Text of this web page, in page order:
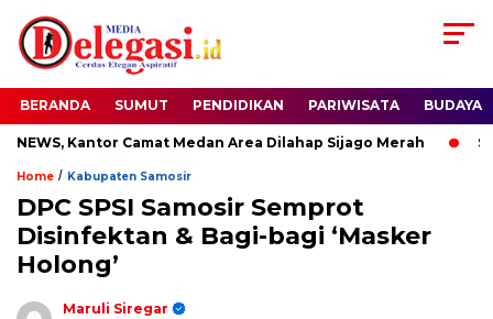
BERANDA SUMUT PENDIDIKAN PARIWISATA BUDAYA
Kantor Camat Medan Area Dilahap Sijago Merah
Home / Kabupaten Samosir
DPC SPSI Samosir Semprot
Disinfektan & Bagi-bagi ‘Masker
Holong’
Maruli Siregar